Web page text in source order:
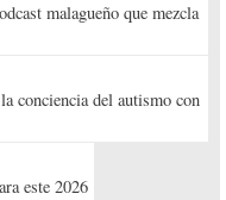
malagueño que mezcla
conciencia del autismo con
este 2026